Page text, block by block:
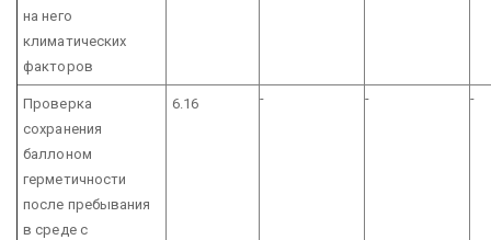
на него
климатических
факторов
Проверка
сохранения
баллоном
герметичности
после пребывания
в среде с
6.16 - - -